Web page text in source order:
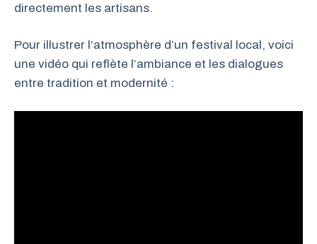
directement les artisans.
Pour illustrer l’atmosphère d’un festival local, voici
une vidéo qui reflète l’ambiance et les dialogues
entre tradition et modernité :